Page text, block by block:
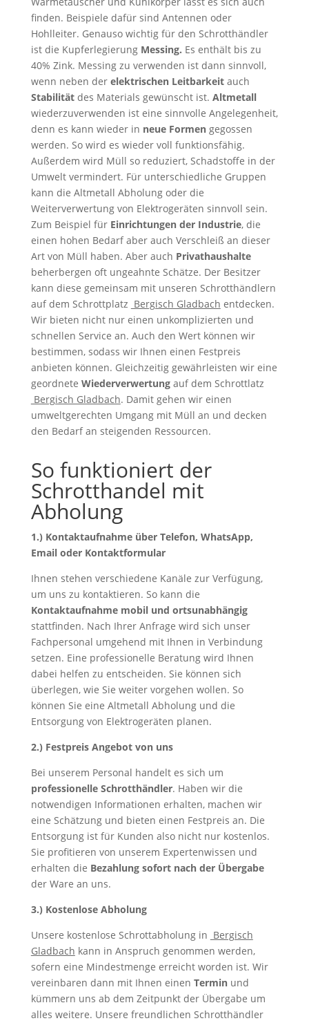
finden. Beispiele dafür sind Antennen oder
Hohlleiter. Genauso wichtig für den Schrotthändler
ist die Kupferlegierung Messing. Es enthält bis zu
40% Zink. Messing zu verwenden ist dann sinnvoll,
wenn neben der elektrischen Leitbarkeitauch
Stabilitätdes Materials gewünscht ist. Altmetall
wiederzuverwenden ist eine sinnvolle Angelegenheit,
denn es kann wieder in neue Formengegossen
werden. So wird es wieder voll funktionsfähig.
Außerdem wird Müll so reduziert, Schadstoffe in der
Umwelt vermindert. Für unterschiedliche Gruppen
kann die Altmetall Abholung oder die
Weiterverwertung von Elektrogeräten sinnvoll sein.
Zum Beispiel für Einrichtungen der Industrie, die
einen hohen Bedarf aber auch Verschleiß an dieser
Art von Müll haben. Aber auch Privathaushalte
beherbergen oft ungeahnte Schätze. Der Besitzer
kann diese gemeinsam mit unseren Schrotthändlern
auf dem Schrottplatz Bergisch Gladbach entdecken.
Wir bieten nicht nur einen unkomplizierten und
schnellen Service an. Auch den Wert können wir
bestimmen, sodass wir Ihnen einen Festpreis
anbieten können. Gleichzeitig gewährleisten wir eine
geordnete Wiederverwertungauf dem Schrottlatz
Bergisch Gladbach. Damit gehen wir einen
umweltgerechten Umgang mit Müll an und decken
den Bedarf an steigenden Ressourcen.
So funktioniert der
Schrotthandel mit
Abholung
1.) Kontaktaufnahme über Telefon, WhatsApp,
Email oder Kontaktformular
Ihnen stehen verschiedene Kanäle zur Verfügung,
um uns zu kontaktieren. So kann die
Kontaktaufnahme mobil und ortsunabhängig
stattfinden. Nach Ihrer Anfrage wird sich unser
Fachpersonal umgehend mit Ihnen in Verbindung
setzen. Eine professionelle Beratung wird Ihnen
dabei helfen zu entscheiden. Sie können sich
überlegen, wie Sie weiter vorgehen wollen. So
können Sie eine Altmetall Abholung und die
Entsorgung von Elektrogeräten planen.
2.) Festpreis Angebot von uns
Bei unserem Personal handelt es sich um
professionelle Schrotthändler. Haben wir die
notwendigen Informationen erhalten, machen wir
eine Schätzung und bieten einen Festpreis an. Die
Entsorgung ist für Kunden also nicht nur kostenlos.
Sie profitieren von unserem Expertenwissen und
erhalten die Bezahlung sofort nach der Übergabe
der Ware an uns.
3.) Kostenlose Abholung
Unsere kostenlose Schrottabholung in Bergisch
Gladbach kann in Anspruch genommen werden,
sofern eine Mindestmenge erreicht worden ist. Wir
vereinbaren dann mit Ihnen einen Terminund
kümmern uns ab dem Zeitpunkt der Übergabe um
alles weitere. Unsere freundlichen Schrotthändler